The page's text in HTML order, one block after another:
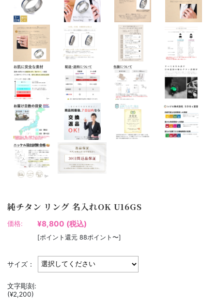
純チタン リング 名入れOK U16GS
価格: ¥8,800 (税込)
[ポイント還元 88ポイント〜]
サイズ：
文字彫刻:
(¥2,200)